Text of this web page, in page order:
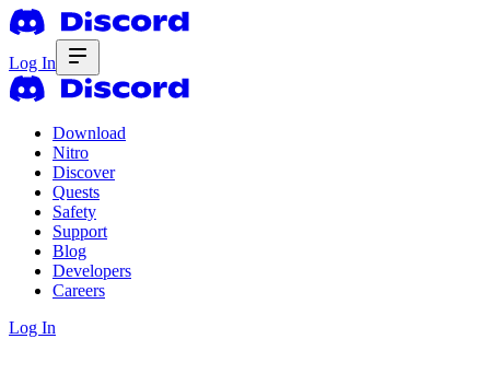
Log In
Download
Nitro
Discover
Quests
Safety
Support
Blog
Developers
Careers
Log In